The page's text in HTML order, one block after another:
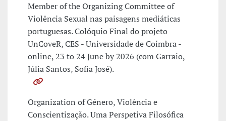
Member of the Organizing Committee of
Violência Sexual nas paisagens mediáticas
portuguesas. Colóquio Final do projeto
UnCoveR, CES - Universidade de Coimbra -
online, 23 to 24 June by 2026 (com Garraio,
Júlia Santos, Sofia José).
Organization of Género, Violência e
Conscientização. Uma Perspetiva Filosófica